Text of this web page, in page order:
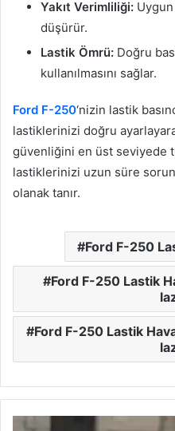
Yakıt Verimliliği:
düşürür.
Lastik Ömrü: Doğru
kullanılmasını sağlar.
Ford F-250‘nizin lastik
lastiklerinizi doğru
güvenliğini en üst seviyede
lastiklerinizi uzun süre
olanak tanır.
Ford F-250
Ford F-250 Lastik
Ford F-250 Lastik
Fiat